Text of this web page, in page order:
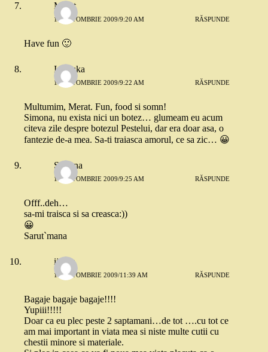
Merat
16 OCTOMBRIE 2009/9:20 AM RĂSPUNDE
Have fun 🙂
Ionouka
16 OCTOMBRIE 2009/9:22 AM RĂSPUNDE
Multumim, Merat. Fun, food si somn!
Simona, nu exista nici un botez… glumeam eu acum
citeva zile despre botezul Pestelui, dar era doar asa, o
fantezie de-a mea. Sa-ti traiasca amorul, ce sa zic… 😀
Simona
16 OCTOMBRIE 2009/9:25 AM RĂSPUNDE
Offf..deh…
sa-mi traisca si sa creasca:))
😀
Sarut`mana
iiirina
16 OCTOMBRIE 2009/11:39 AM RĂSPUNDE
Bagaje bagaje bagaje!!!!
Yupiii!!!!!
Doar ca eu plec peste 2 saptamani…de tot ….cu tot ce
am mai important in viata mea si niste multe cutii cu
chestii minore si materiale.